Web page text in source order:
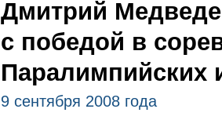
Дмитрий
с победой в
Паралимпийских
9 сентября 2008 года